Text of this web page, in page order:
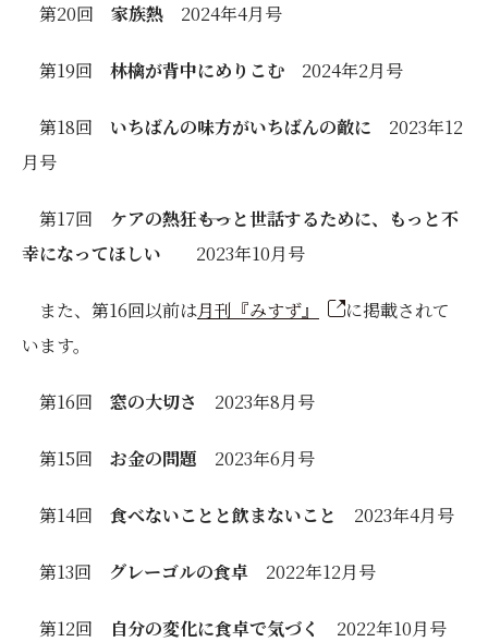
第20回 家族熱 2024年4月号
第19回 林檎が背中にめりこむ 2024年2月号
第18回 いちばんの味方がいちばんの敵に 2023年12
月号
第17回 ケアの熱狂――もっと世話するために、もっと不
幸になってほしい 2023年10月号
また、第16回以前は月刊『みすず』
に掲載されて
います。
第16回 窓の大切さ 2023年8月号
第15回 お金の問題 2023年6月号
第14回 食べないことと飲まないこと 2023年4月号
第13回 グレーゴルの食卓 2022年12月号
第12回 自分の変化に食卓で気づく 2022年10月号